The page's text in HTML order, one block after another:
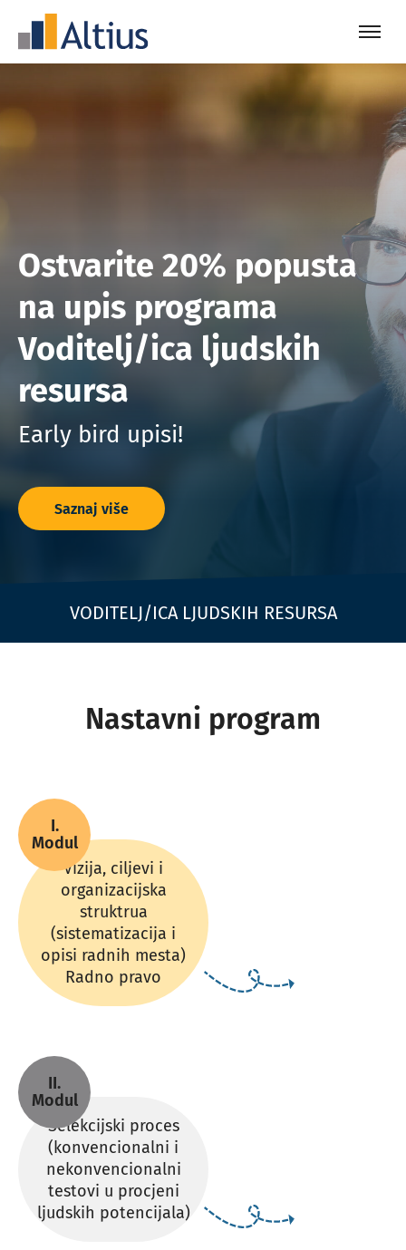
Ostvarite 20% popusta
na upis programa
Voditelj/ica ljudskih
resursa
Early bird upisi!
Saznaj više
VODITELJ/ICA LJUDSKIH RESURSA
Nastavni program
I.
Modul
Vizija, ciljevi i
organizacijska
struktrua
(sistematizacija i
opisi radnih mesta)
Radno pravo
II.
Modul
Selekcijski proces
(konvencionalni i
nekonvencionalni
testovi u procjeni
ljudskih potencijala)